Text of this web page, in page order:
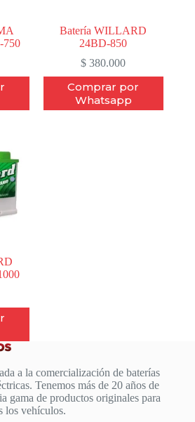
Batería WILLARD
24BD-850
$ 380.000
Comprar por
Whatsapp
a la comercialización de baterías
Tenemos más de 20 años de
gama de productos originales para
los vehículos.